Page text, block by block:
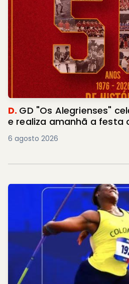
D. GD "Os Alegrienses"
e realiza amanhã a festa
6 agosto 2026